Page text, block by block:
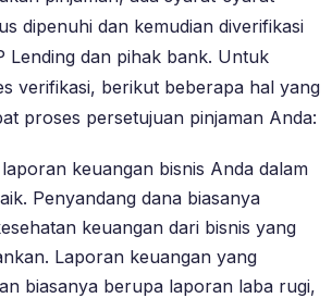
dipenuhi dan kemudian diverifikasi
Lending dan pihak bank. Untuk
verifikasi, berikut beberapa hal yang
proses persetujuan pinjaman Anda:
keuangan bisnis Anda dalam
Penyandang dana biasanya
keuangan dari bisnis yang
Laporan keuangan yang
biasanya berupa laporan laba rugi,